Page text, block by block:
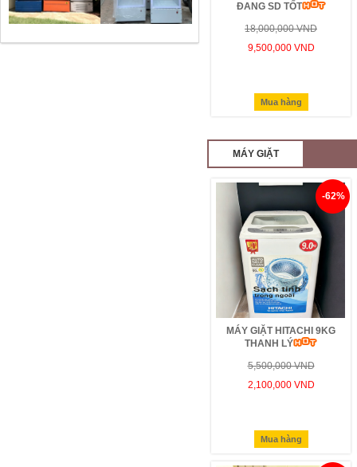
ĐANG SD TỐT
18,000,000 VND
9,500,000 VND
Mua hàng
MÁY GIẶT
-62%
MÁY GIẶT HITACHI 9KG
THANH LÝ
5,500,000 VND
2,100,000 VND
Mua hàng